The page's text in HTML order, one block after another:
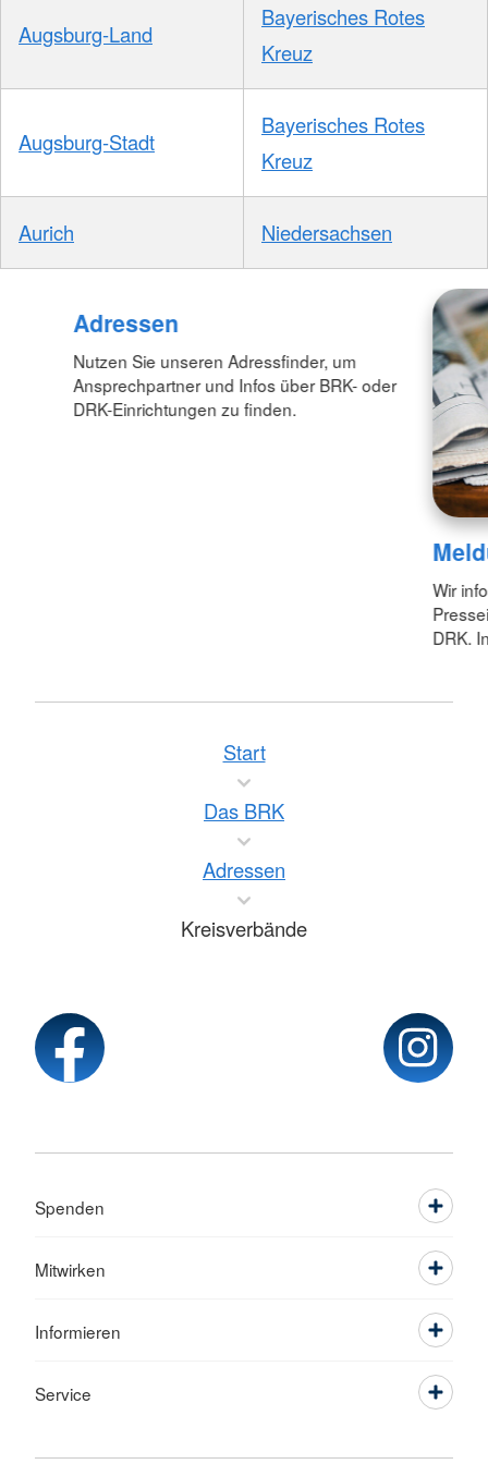
Augsburg-Land
Bayerisches Rotes
Kreuz
Augsburg-Stadt
Bayerisches Rotes
Kreuz
Aurich Niedersachsen
Adressen
Nutzen Sie unseren Adressfinder, um
Ansprechpartner und Infos über BRK- oder
DRK-Einrichtungen zu finden.
Wir
DRK.
Start
Das BRK
Adressen
Kreisverbände
Spenden
Mitwirken
Informieren
Service